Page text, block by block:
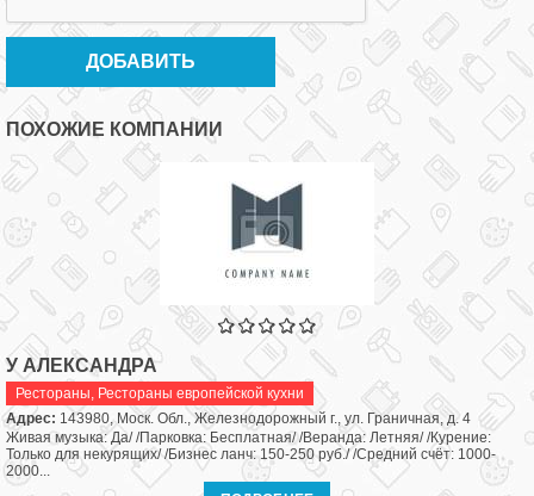
ПОХОЖИЕ КОМПАНИИ
У АЛЕКСАНДРА
Рестораны, Рестораны европейской кухни
Адрес: 143980, Моск. Обл., Железнодорожный г., ул. Граничная, д. 4
Живая музыка: Да/ /Парковка: Бесплатная/ /Веранда: Летняя/ /Курение:
Только для некурящих/ /Бизнес ланч: 150-250 руб./ /Средний счёт: 1000-
2000...